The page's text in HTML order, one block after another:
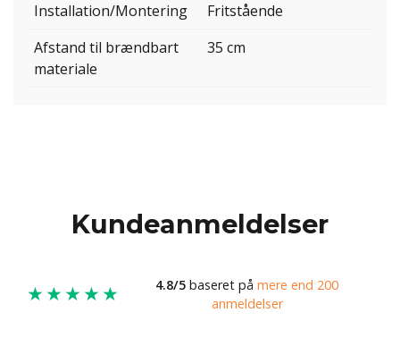
Installation/Montering
Fritstående
Afstand til brændbart
materiale
35 cm
Kundeanmeldelser
★★★★★ 4.8/5 baseret på mere end 200
anmeldelser